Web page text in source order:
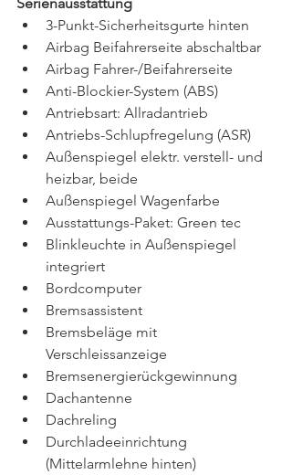
3-Punkt-Sicherheitsgurte hinten
Airbag Beifahrerseite abschaltbar
Airbag Fahrer-/Beifahrerseite
Anti-Blockier-System (ABS)
Antriebsart: Allradantrieb
Antriebs-Schlupfregelung (ASR)
Außenspiegel elektr. verstell- und
heizbar, beide
Außenspiegel Wagenfarbe
Ausstattungs-Paket: Green tec
Blinkleuchte in Außenspiegel
integriert
Bordcomputer
Bremsassistent
Bremsbeläge mit
Verschleissanzeige
Bremsenergierückgewinnung
Dachantenne
Dachreling
Durchladeeinrichtung
(Mittelarmlehne hinten)